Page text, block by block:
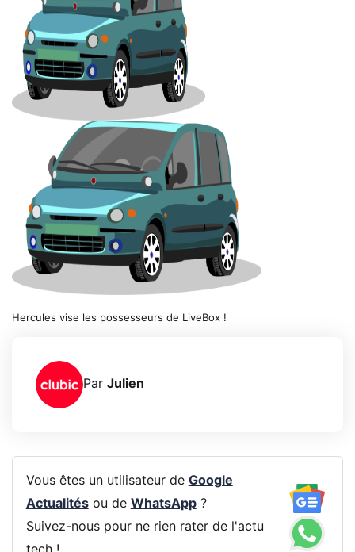
Hercules vise les possesseurs de LiveBox !
Par Julien
Vous êtes un utilisateur de Google
Actualitésou de WhatsApp?
Suivez-nous pour ne rien rater de l'actu